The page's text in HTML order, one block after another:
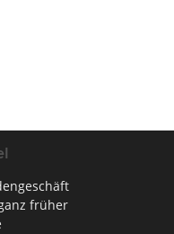
früher